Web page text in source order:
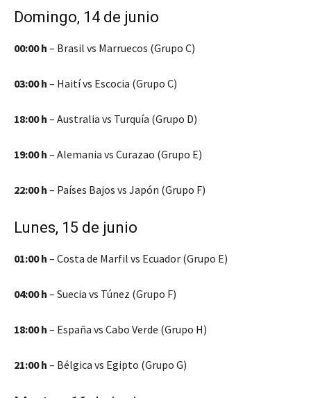
Domingo, 14 de junio
00:00 h – Brasil vs Marruecos (Grupo C)
03:00 h – Haití vs Escocia (Grupo C)
18:00 h – Australia vs Turquía (Grupo D)
19:00 h – Alemania vs Curazao (Grupo E)
22:00 h – Países Bajos vs Japón (Grupo F)
Lunes, 15 de junio
01:00 h – Costa de Marfil vs Ecuador (Grupo E)
04:00 h – Suecia vs Túnez (Grupo F)
18:00 h – España vs Cabo Verde (Grupo H)
21:00 h – Bélgica vs Egipto (Grupo G)